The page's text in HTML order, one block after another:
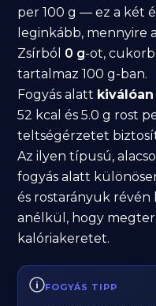
per 100 g — ez a két
leginkább, mennyire
Zsírból 0 g-ot,
tartalmaz 100 g-ban.
Fogyás alatt
52 kcal és 5.0 g rost
teltségérzetet
Az ilyen típusú,
fogyás alatt
és rostarányuk révén
anélkül, hogy
kalóriakeretet.
FOGYÁS TIPP